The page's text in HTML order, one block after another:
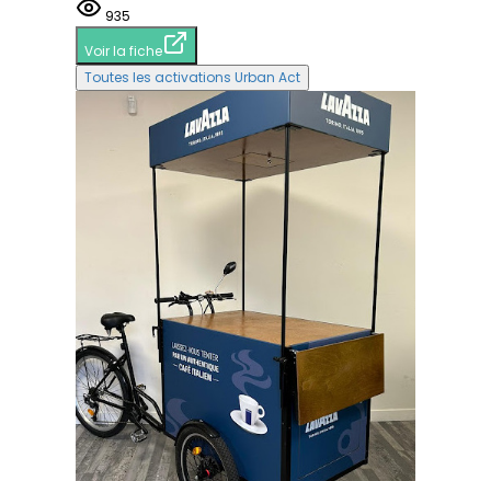
935
Voir la fiche
Toutes les activations Urban Act